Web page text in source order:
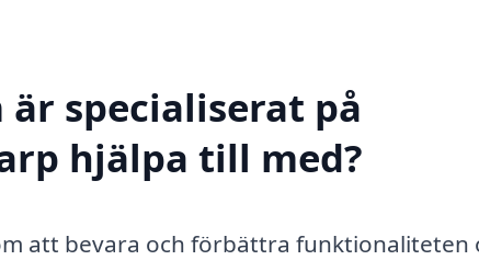
specialiserat på
hjälpa till med?
att bevara och förbättra funktionaliteten